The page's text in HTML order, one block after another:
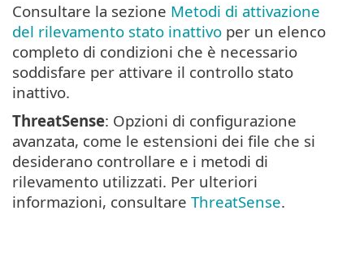
Consultare la sezione Metodi di attivazione
del rilevamento stato inattivo per un elenco
completo di condizioni che è necessario
soddisfare per attivare il controllo stato
inattivo.
ThreatSense: Opzioni di configurazione
avanzata, come le estensioni dei file che si
desiderano controllare e i metodi di
rilevamento utilizzati. Per ulteriori
informazioni, consultare ThreatSense.